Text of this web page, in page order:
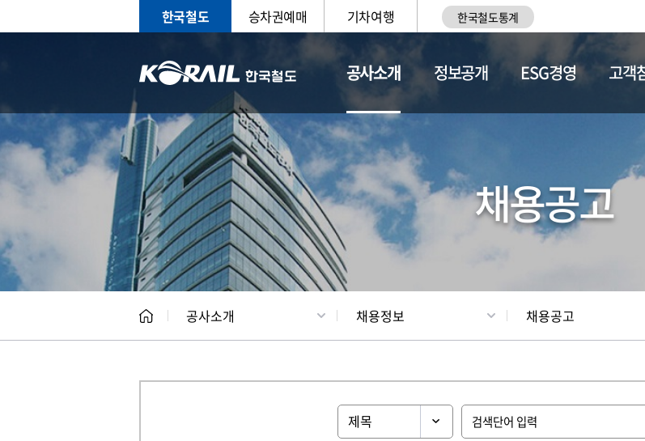
한국철도 승차권예매 기차여행 한국철도통계
공사소개
CEO 일반현황
정보공개 ESG경영 고객
채용공고
공사소개 채용정보 채용공고